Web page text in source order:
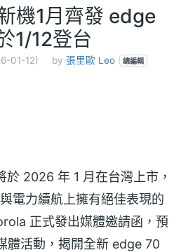
機1月齊發 edge
1/12登台
01-12) by 張里歐 Leo 總編輯
2026 年 1 月在台灣上市，
電力續航上擁有絕佳表現的
正式發出媒體邀請函，預
體活動，揭開全新 edge 70